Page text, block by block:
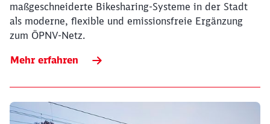
maßgeschneiderte Bikesharing-Systeme in der Stadt
als moderne, flexible und emissionsfreie Ergänzung
zum ÖPNV-Netz.
Mehr erfahren